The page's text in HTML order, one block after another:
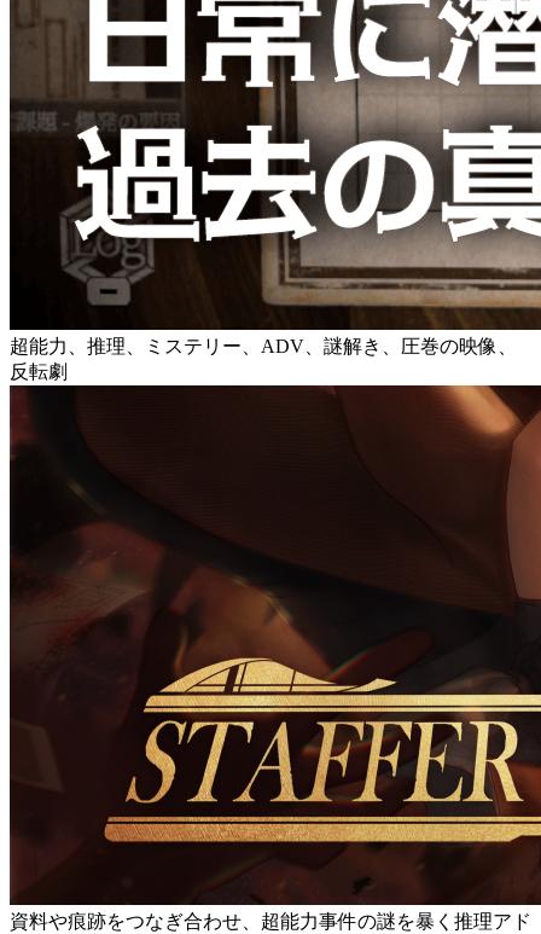
超能力、推理、ミステリー、ADV、謎解き、圧巻の映像、
反転劇
資料や痕跡をつなぎ合わせ、超能力事件の謎を暴く推理アド